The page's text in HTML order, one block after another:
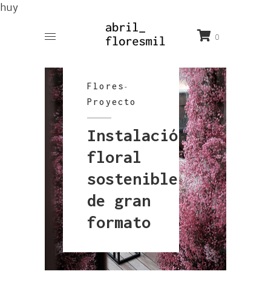
huy
0
Flores -
Proyecto
Instalación
floral
sostenible
de gran
formato